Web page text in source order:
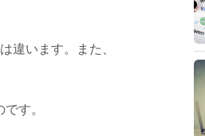
違います。また、
す。